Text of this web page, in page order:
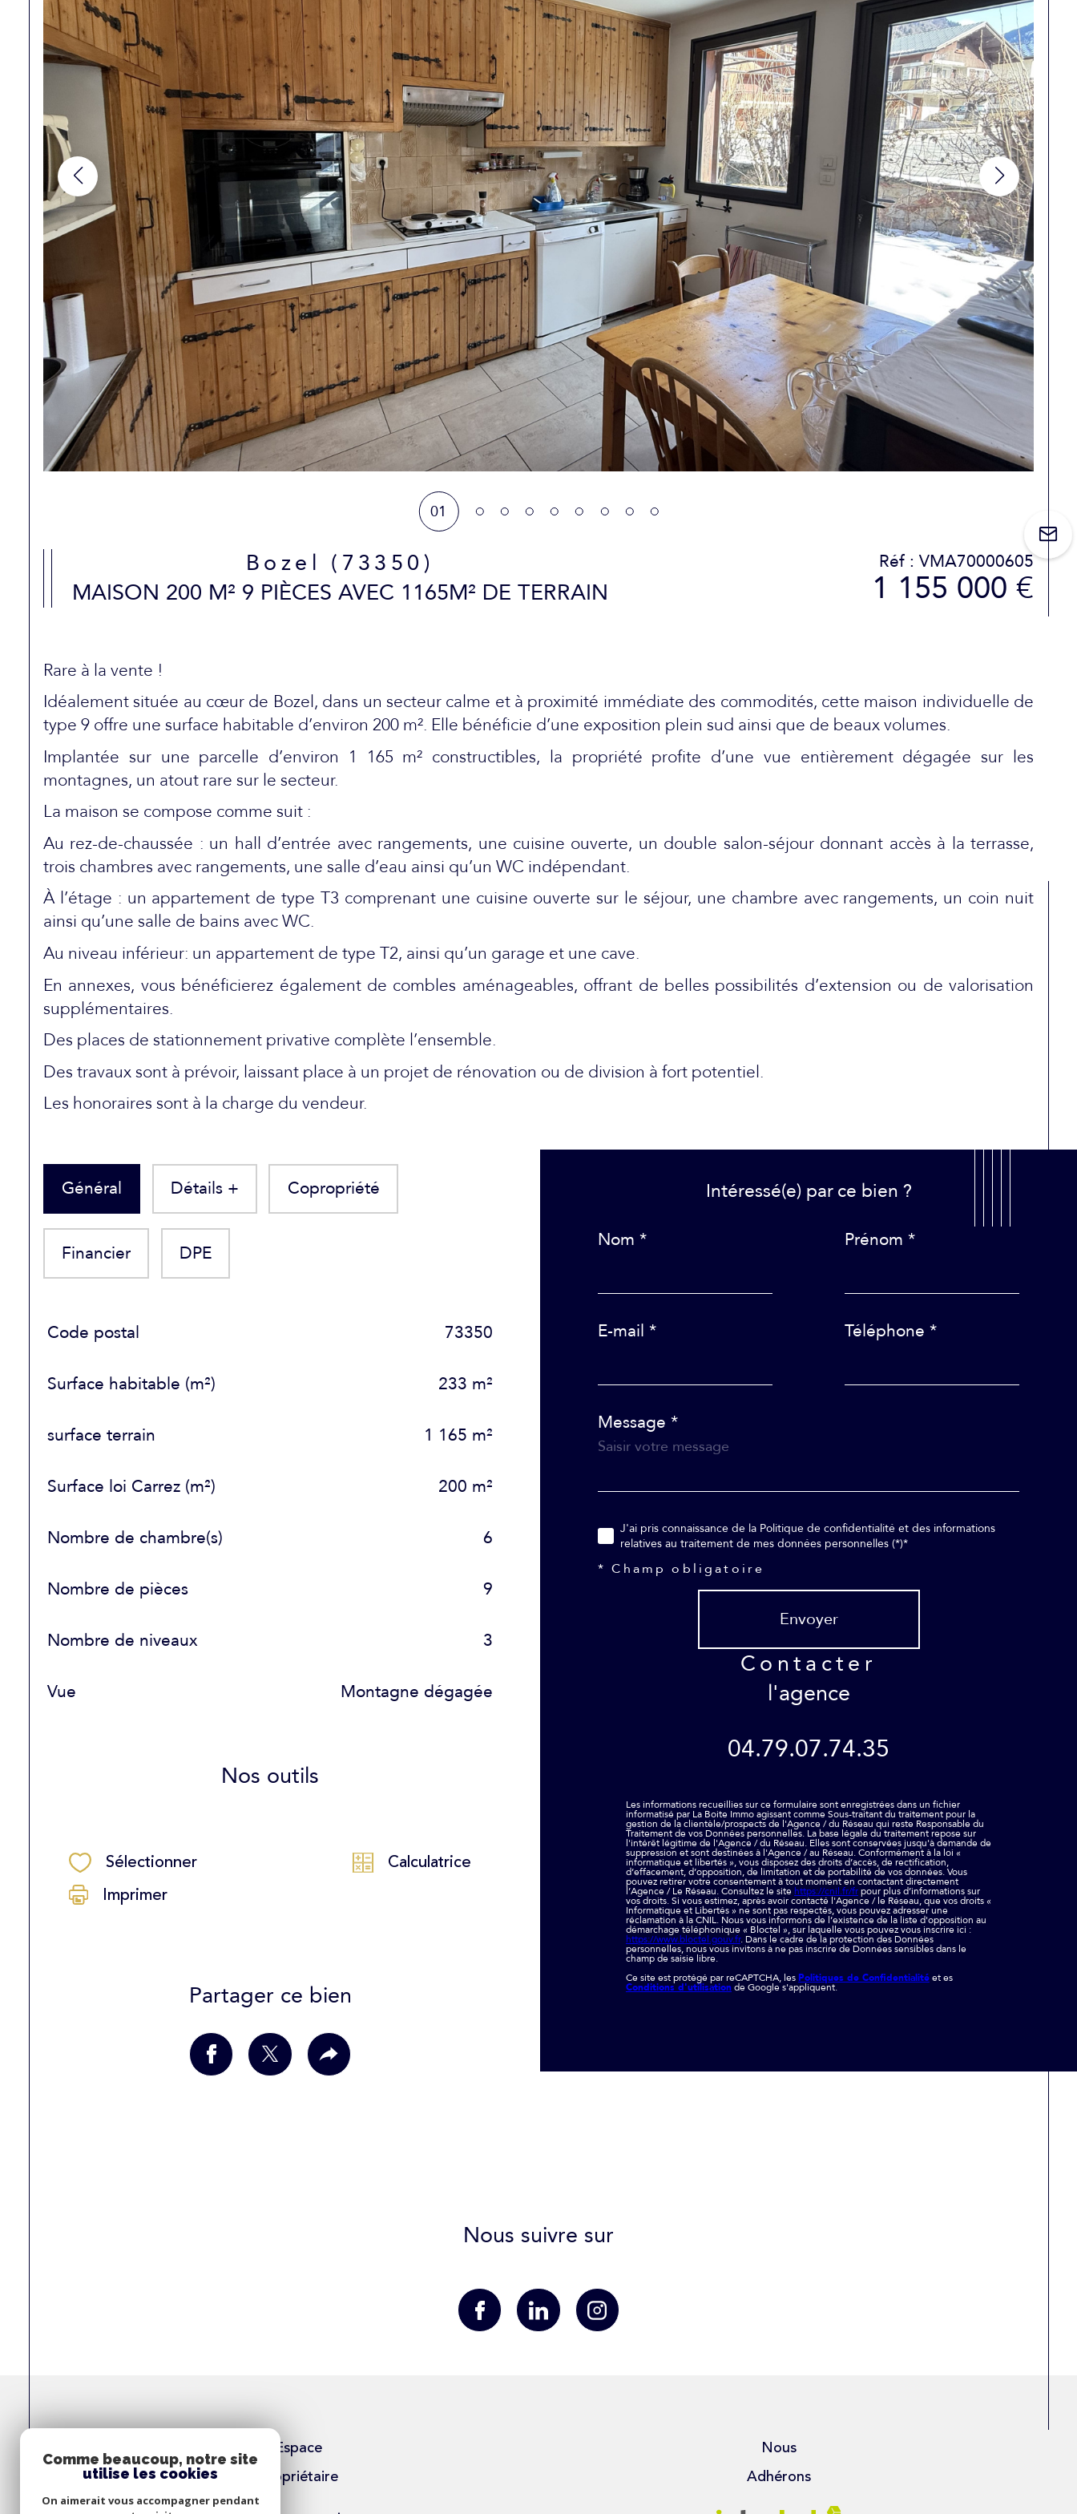
01
Bozel (73350)
MAISON 200 M² 9 PIÈCES AVEC 1165M² DE TERRAIN
Réf : VMA70000605
1 155 000 €
Rare à la vente !
Idéalement située au cœur de Bozel, dans un secteur calme et à proximité immédiate des commodités, cette maison individuelle de
type 9 offre une surface habitable d’environ 200 m². Elle bénéficie d’une exposition plein sud ainsi que de beaux volumes.
Implantée sur une parcelle d’environ 1 165 m² constructibles, la propriété profite d’une vue entièrement dégagée sur les
montagnes, un atout rare sur le secteur.
La maison se compose comme suit :
Au rez-de-chaussée : un hall d’entrée avec rangements, une cuisine ouverte, un double salon-séjour donnant accès à la terrasse,
trois chambres avec rangements, une salle d’eau ainsi qu’un WC indépendant.
À l’étage : un appartement de type T3 comprenant une cuisine ouverte sur le séjour, une chambre avec rangements, un coin nuit
ainsi qu’une salle de bains avec WC.
Au niveau inférieur: un appartement de type T2, ainsi qu’un garage et une cave.
En annexes, vous bénéficierez également de combles aménageables, offrant de belles possibilités d’extension ou de valorisation
supplémentaires.
Des places de stationnement privative complète l’ensemble.
Des travaux sont à prévoir, laissant place à un projet de rénovation ou de division à fort potentiel.
Les honoraires sont à la charge du vendeur.
Général Détails + Copropriété
Financier DPE
TRAD_SIROCCO_Caracteristique
Code postal 73350
Surface habitable (m²) 233 m²
surface terrain 1 165 m²
Surface loi Carrez (m²) 200 m²
Nombre de chambre(s) 6
Nombre de pièces 9
Nombre de niveaux 3
Vue Montagne dégagée
Nos outils
Sélectionner
Calculatrice
Imprimer
Partager ce bien
Intéressé(e) par ce bien ?
Nom * Prénom *
E-mail * Téléphone *
Message *
J'ai pris connaissance de la Politique de confidentialité et des informations
relatives au traitement de mes données personnelles (*)*
* Champ obligatoire
Envoyer
contacter
l'agence
04.79.07.74.35
Les informations recueillies sur ce formulaire sont enregistrées dans un fichier
informatisé par La Boite Immo agissant comme Sous-traitant du traitement pour la
gestion de la clientèle/prospects de l'Agence / du Réseau qui reste Responsable du
Traitement de vos Données personnelles. La base légale du traitement repose sur
l'intérêt légitime de l'Agence / du Réseau. Elles sont conservées jusqu'à demande de
suppression et sont destinées à l'Agence / au Réseau. Conformément à la loi «
informatique et libertés », vous disposez des droits d’accès, de rectification,
d’effacement, d’opposition, de limitation et de portabilité de vos données. Vous
pouvez retirer votre consentement à tout moment en contactant directement
l’Agence / Le Réseau. Consultez le site https://cnil.fr/frpour plus d’informations sur
vos droits. Si vous estimez, après avoir contacté l'Agence / le Réseau, que vos droits «
Informatique et Libertés » ne sont pas respectés, vous pouvez adresser une
réclamation à la CNIL. Nous vous informons de l’existence de la liste d'opposition au
démarchage téléphonique « Bloctel », sur laquelle vous pouvez vous inscrire ici :
https://www.bloctel.gouv.fr. Dans le cadre de la protection des Données
personnelles, nous vous invitons à ne pas inscrire de Données sensibles dans le
champ de saisie libre.
Ce site est protégé par reCAPTCHA, lesPolitiques de Confidentialitéet es
Conditions d'utilisationde Google s'appliquent.
Nous suivre sur
Espace
Propriétaire
Nous
Adhérons
Comme beaucoup, notre site
utilise les cookies
On aimerait vous accompagner pendant